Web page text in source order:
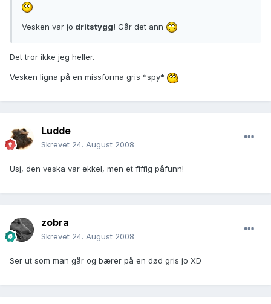
Vesken var jo dritstygg! Går det ann
Det tror ikke jeg heller.
Vesken ligna på en missforma gris *spy*
Ludde
Skrevet 24. August 2008
Usj, den veska var ekkel, men et fiffig påfunn!
zobra
Skrevet 24. August 2008
Ser ut som man går og bærer på en død gris jo XD